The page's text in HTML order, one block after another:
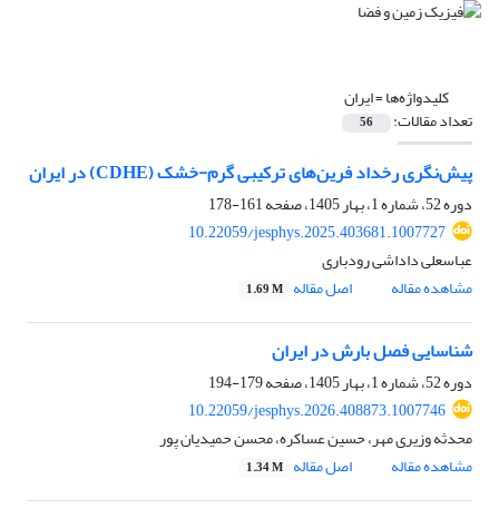
کلیدواژه‌ها =ایران
تعداد مقالات: 56
پیش‌نگری رخداد فرین‌های ترکیبی گرم-خشک (CDHE) در ایران
دوره 52، شماره 1، بهار 1405، صفحه
161-178
10.22059/jesphys.2025.403681.1007727
عباسعلی داداشی رودباری
مشاهده مقاله
اصل مقاله 1.69 M
شناسایی فصل بارش در ایران
دوره 52، شماره 1، بهار 1405، صفحه
179-194
10.22059/jesphys.2026.408873.1007746
محدثه وزیری مهر، حسین عساکره، محسن حمیدیان پور
مشاهده مقاله
اصل مقاله 1.34 M